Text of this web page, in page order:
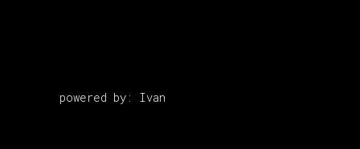
powered by: Ivan